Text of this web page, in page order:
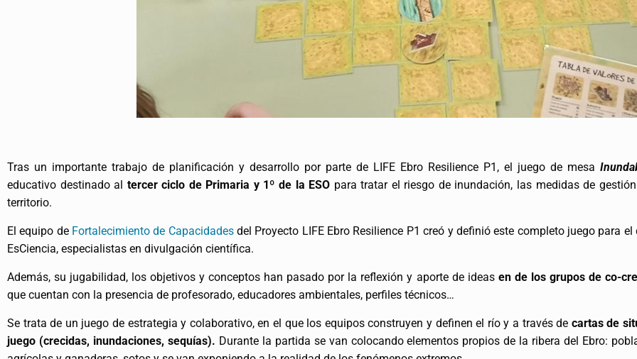
Tras un importante trabajo de planificación y desarrollo por parte de LIFE Ebro Resilience P1, el juego de mesa
educativo destinado al tercer ciclo de Primaria y 1º de la ESO para tratar el riesgo de inundación, las medidas de
territorio.
El equipo de Fortalecimiento de Capacidadesdel Proyecto LIFE Ebro Resilience P1 creó y definió este completo juego para
EsCiencia, especialistas en divulgación científica.
Además, su jugabilidad, los objetivos y conceptos han pasado por la reflexión y aporte de ideas en de los grupos de co-
que cuentan con la presencia de profesorado, educadores ambientales, perfiles técnicos…
Se trata de un juego de estrategia y colaborativo, en el que los equipos construyen y definen el río y a través de cartas de
juego (crecidas, inundaciones, sequías). Durante la partida se van colocando elementos propios de la ribera del Ebro: